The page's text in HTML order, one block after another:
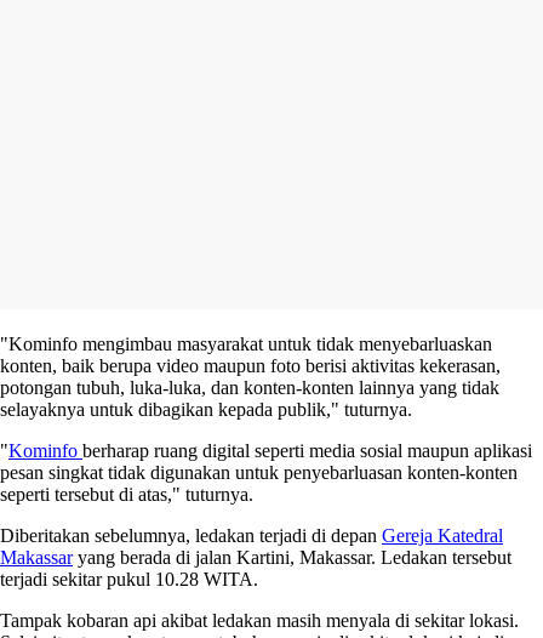
"Kominfo mengimbau masyarakat untuk tidak menyebarluaskan
konten, baik berupa video maupun foto berisi aktivitas kekerasan,
potongan tubuh, luka-luka, dan konten-konten lainnya yang tidak
selayaknya untuk dibagikan kepada publik," tuturnya.
"Kominfo berharap ruang digital seperti media sosial maupun aplikasi
pesan singkat tidak digunakan untuk penyebarluasan konten-konten
seperti tersebut di atas," tuturnya.
Diberitakan sebelumnya, ledakan terjadi di depan Gereja Katedral
Makassaryang berada di jalan Kartini, Makassar. Ledakan tersebut
terjadi sekitar pukul 10.28 WITA.
Tampak kobaran api akibat ledakan masih menyala di sekitar lokasi.